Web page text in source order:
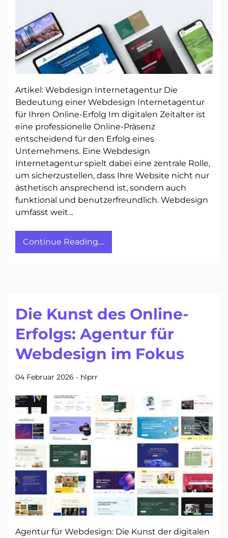
Artikel: Webdesign Internetagentur Die
Bedeutung einer Webdesign Internetagentur
für Ihren Online-Erfolg Im digitalen Zeitalter ist
eine professionelle Online-Präsenz
entscheidend für den Erfolg eines
Unternehmens. Eine Webdesign
Internetagentur spielt dabei eine zentrale Rolle,
um sicherzustellen, dass Ihre Website nicht nur
ästhetisch ansprechend ist, sondern auch
funktional und benutzerfreundlich. Webdesign
umfasst weit…
Continue Reading....
Die Kunst des Online-
Erfolgs: Agentur für
Webdesign im Fokus
04 Februar 2026 - hlprr
Agentur für Webdesign: Die Kunst der digitalen